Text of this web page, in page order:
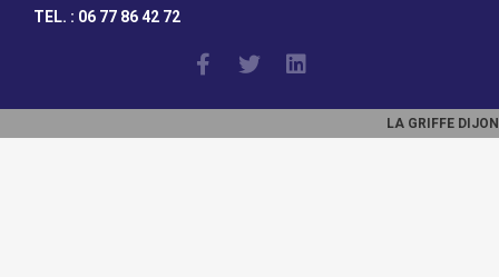
TEL. : 06 77 86 42 72
LA GRIFFE DIJON